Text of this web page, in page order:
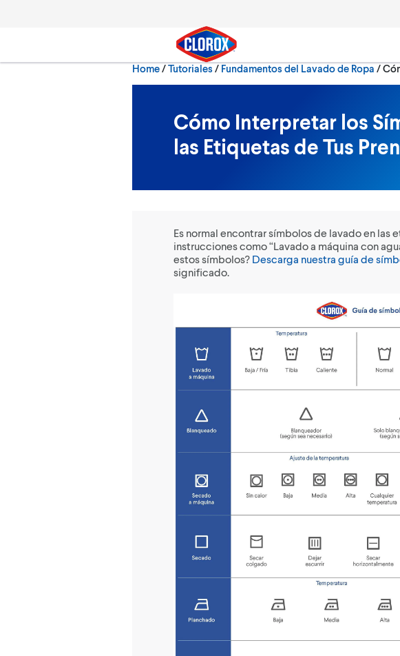
Home/Tutoriales Fundamentos del Lavado de Ropa
Cómo Interpretar los
las Etiquetas de Tus
Es normal encontrar símbolos de lavado en las
instrucciones como “Lavado a máquina con
estos símbolos? Descarga nuestra guía de
significado.